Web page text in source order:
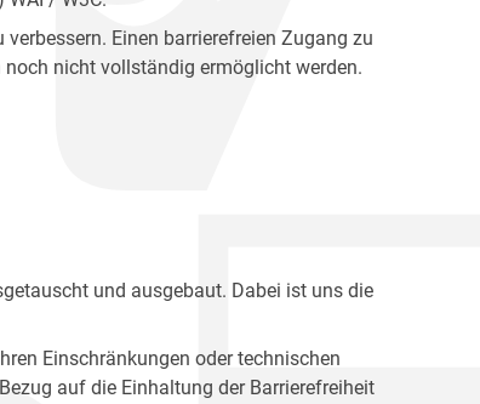
Einen barrierefreien Zugang zu
nicht vollständig ermöglicht werden.
und ausgebaut. Dabei ist uns die
Einschränkungen oder technischen
auf die Einhaltung der Barrierefreiheit